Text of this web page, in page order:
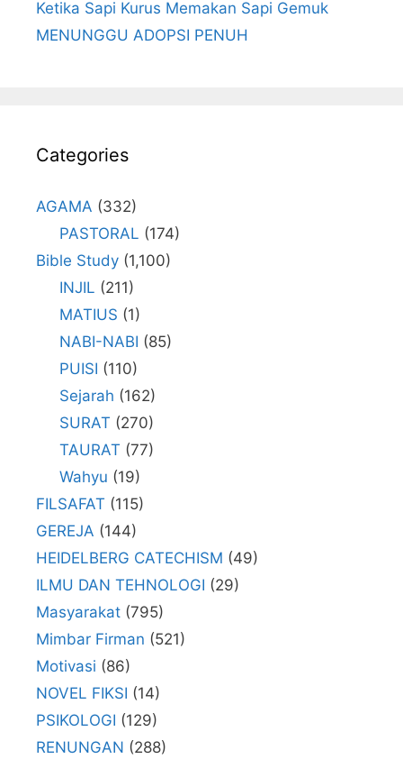
Ketika Sapi Kurus Memakan Sapi Gemuk
MENUNGGU ADOPSI PENUH
Categories
AGAMA (332)
PASTORAL (174)
Bible Study (1,100)
INJIL (211)
MATIUS (1)
NABI-NABI (85)
PUISI (110)
Sejarah (162)
SURAT (270)
TAURAT (77)
Wahyu (19)
FILSAFAT (115)
GEREJA (144)
HEIDELBERG CATECHISM (49)
ILMU DAN TEHNOLOGI (29)
Masyarakat (795)
Mimbar Firman (521)
Motivasi (86)
NOVEL FIKSI (14)
PSIKOLOGI (129)
RENUNGAN (288)